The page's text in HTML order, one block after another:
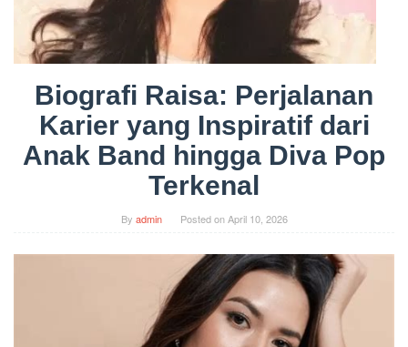
Biografi Raisa: Perjalanan
Karier yang Inspiratif dari
Anak Band hingga Diva Pop
Terkenal
By admin Posted onApril 10, 2026